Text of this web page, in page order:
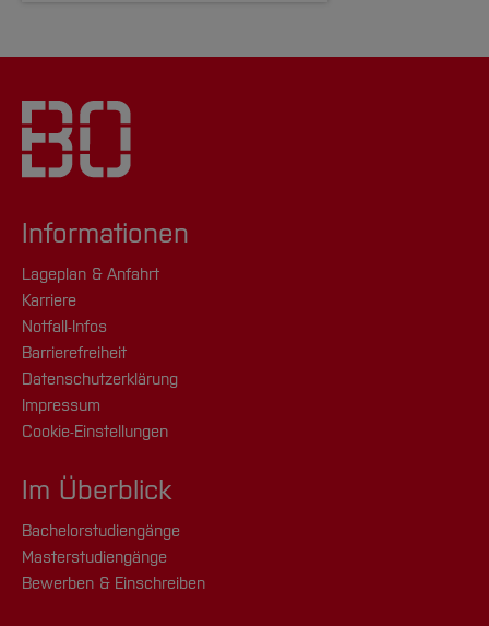
Informationen
Lageplan & Anfahrt
Karriere
Notfall-Infos
Barrierefreiheit
Datenschutzerklärung
Impressum
Cookie-Einstellungen
Im Überblick
Bachelorstudiengänge
Masterstudiengänge
Bewerben & Einschreiben